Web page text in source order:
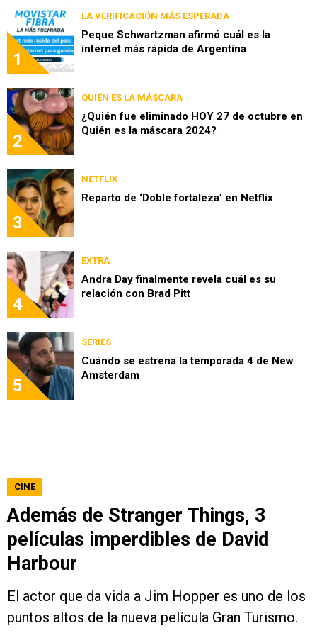
1
LA VERIFICACIÓN MÁS ESPERADA
Peque Schwartzman afirmó cuál es la
internet más rápida de Argentina
2
QUIÉN ES LA MÁSCARA
¿Quién fue eliminado HOY 27 de octubre en
Quién es la máscara 2024?
3
NETFLIX
Reparto de ‘Doble fortaleza’ en Netflix
4
EXTRA
Andra Day finalmente revela cuál es su
relación con Brad Pitt
5
SERIES
Cuándo se estrena la temporada 4 de New
Amsterdam
CINE
Además de Stranger Things, 3
películas imperdibles de David
Harbour
El actor que da vida a Jim Hopper es uno de los
puntos altos de la nueva película Gran Turismo.